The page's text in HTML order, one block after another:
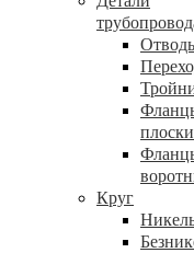
Круг